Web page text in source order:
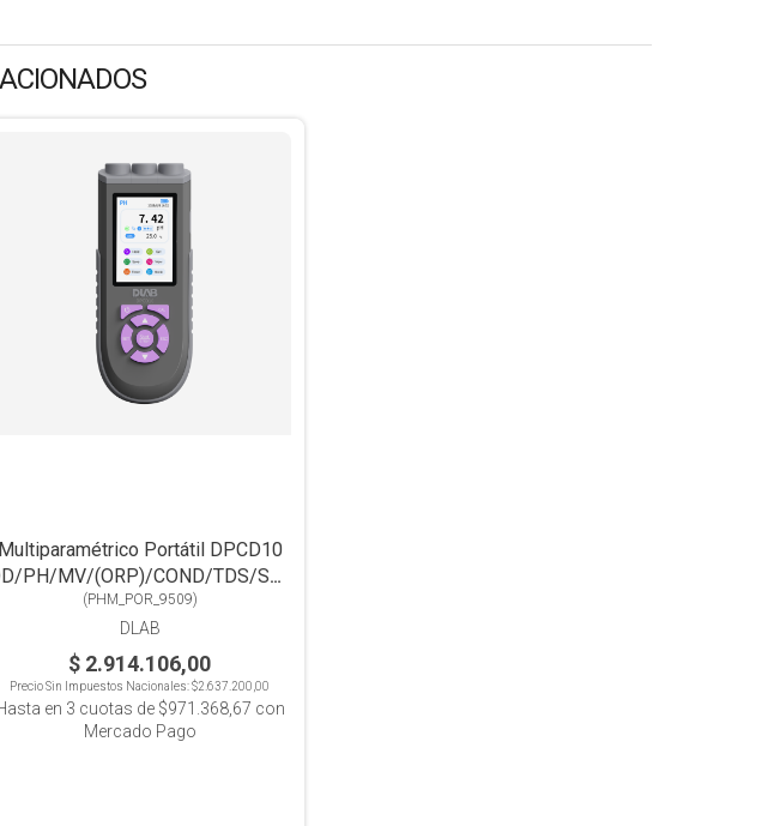
Multiparamétrico Portátil DPCD10
PH/MV/(ORP)/COND/TDS/SAL/RES/T°.
Pantalla Color
(PHM_POR_9509)
DLAB
$ 2.914.106,00
Precio Sin Impuestos Nacionales:$2.637.200,00
en 3 cuotas de $971.368,67 con
Mercado Pago